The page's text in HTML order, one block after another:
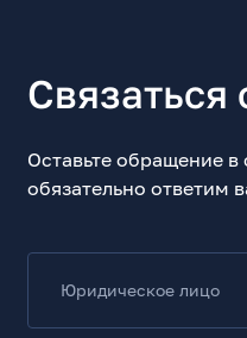
Специальные
Длина, мм
450
Материал рукоятки
Алюминиевый сплав.
Связаться
Оставьте обращение
обязательно ответим
Юридическое лицо